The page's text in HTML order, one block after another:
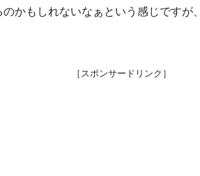
のかもしれないなぁという感じですが
［スポンサードリンク］